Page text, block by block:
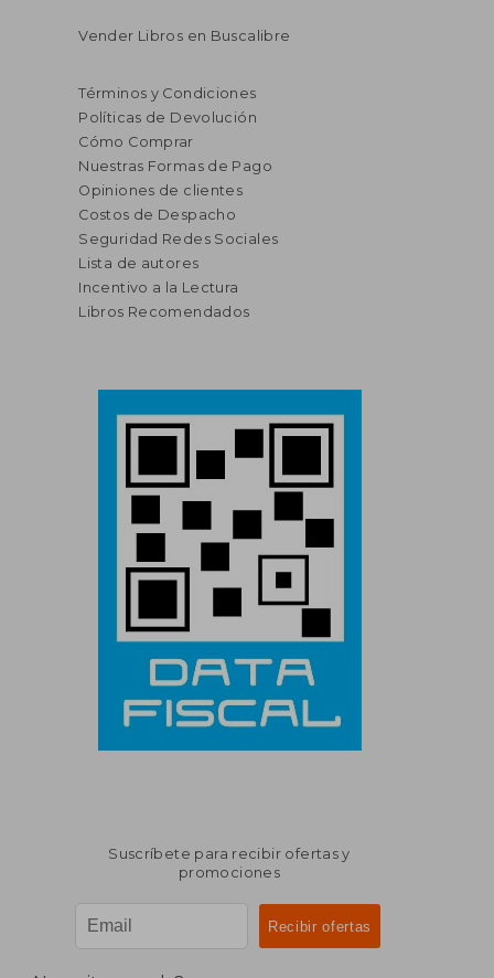
Vender Libros en Buscalibre
Términos y Condiciones
Políticas de Devolución
Cómo Comprar
Nuestras Formas de Pago
Opiniones de clientes
Costos de Despacho
Seguridad Redes Sociales
Lista de autores
Incentivo a la Lectura
Libros Recomendados
Suscríbete para recibir ofertas y
promociones